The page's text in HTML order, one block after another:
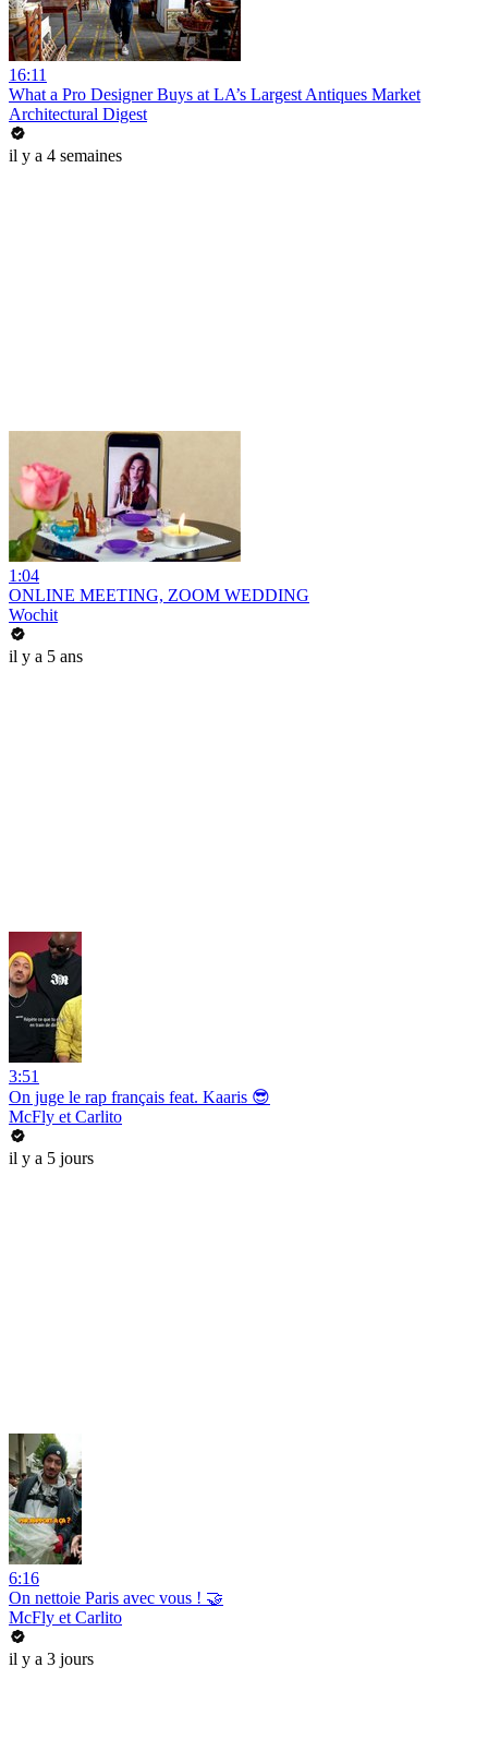
16:11
What a Pro Designer Buys at LA’s Largest Antiques Market
Architectural Digest
il y a 4 semaines
1:04
ONLINE MEETING, ZOOM WEDDING
Wochit
il y a 5 ans
3:51
On juge le rap français feat. Kaaris 😎
McFly et Carlito
il y a 5 jours
6:16
On nettoie Paris avec vous ! 🤝
McFly et Carlito
il y a 3 jours